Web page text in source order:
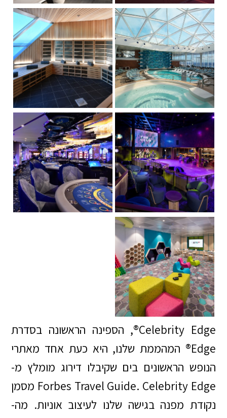
Celebrity Edge®, הספינה הראשונה בסדרת
Edge® המהממת שלנו, היא כעת אחד מאתרי
הנופש הראשונים בים שקיבלו דירוג מומלץ מ-
Forbes Travel Guide. Celebrity Edge מסמן
נקודת מפנה בגישה שלנו לעיצוב אוניות. מה-